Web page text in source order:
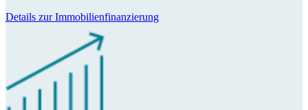
Details zur Immobilienfinanzierung